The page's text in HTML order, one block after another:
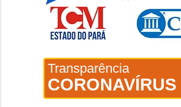
Transparência
CORONAVÍRUS